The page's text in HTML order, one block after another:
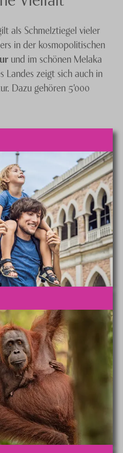
AGB
Jobs
als Schmelztiegel vieler
in der kosmopolitischen
und im schönen Melaka
Landes zeigt sich auch in
Dazu gehören 5'000
Inseln: Pulau Langkawi
Langkawi), Perhentian
Georgetown und nicht
Kulturschätzen,
Regenwald. Unsere
stellen Ihnen gern
für Malaysia Ferien